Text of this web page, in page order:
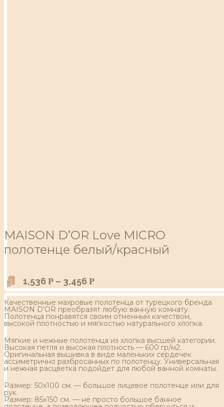
MAISON D’OR Love MICRO
полотенце белый/красный
1,536 Р – 3,456 Р
Качественные махровые полотенца от турецкого бренда
MAISON D’OR преобразят любую ванную комнату.
Полотенца понравятся своим отменным качеством,
высокой плотностью и мягкостью натурального хлопка.
Мягкие и нежные полотенца из хлопка высшей категории.
Высокая петля и высокая плотность — 600 гр/м2.
Оригинальная вышивка в виде маленьких сердечек
ассиметрично разбросанных по полотенцу. Универсальная
и нежная расцветка подойдет для любой ванной комнаты.
Размер: 50х100 см. — большое лицевое полотенце или для
рук.
Размер: 85х150 см. — не просто большое банное